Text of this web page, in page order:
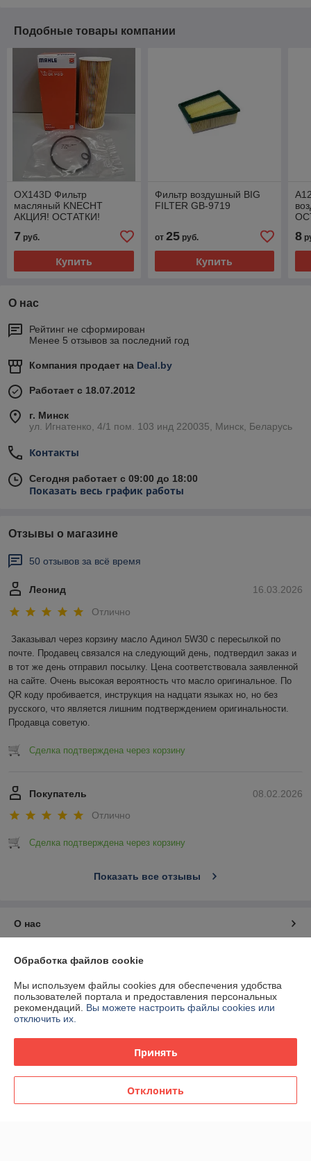
Подобные товары компании
OX143D Фильтр
масляный KNECHT
АКЦИЯ! ОСТАТКИ!
7 руб.
Купить
Фильтр воздушный BIG
FILTER GB-9719
от 25руб.
Купить
8
О нас
Рейтинг не сформирован
Менее 5 отзывов за последний год
Компания продает на Deal.by
Работает с 18.07.2012
г. Минск
ул. Игнатенко, 4/1 пом. 103 инд 220035, Минск, Беларусь
Контакты
Сегодня работает с 09:00 до 18:00
Показать весь график работы
Отзывы о магазине
50 отзывов за всё время
16.03.2026
Леонид
Отлично
Заказывал через корзину масло Адинол 5W30 с пересылкой по
почте. Продавец связался на следующий день, подтвердил заказ и
в тот же день отправил посылку. Цена соответствовала заявленной
на сайте. Очень высокая вероятность что масло оригинальное. По
QR коду пробивается, инструкция на надцати языках но, но без
русского, что является лишним подтверждением оригинальности.
Продавца советую.
Сделка подтверждена через корзину
08.02.2026
Покупатель
Отлично
Сделка подтверждена через корзину
Показать все отзывы
О нас
Контакты
Доставка и оплата
График работы
Политика обработки cookies
Обработка файлов cookie
Мы используем файлы cookies для обеспечения удобства
пользователей портала и предоставления персональных
рекомендаций. Вы можете настроить файлы cookies или
отключить их.
Принять
Отклонить